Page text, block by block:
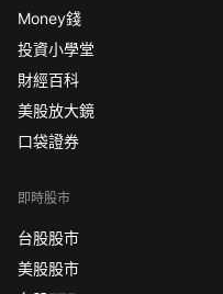
Money錢
投資小學堂
財經百科
美股放大鏡
口袋證券
即時股市
台股股市
美股股市